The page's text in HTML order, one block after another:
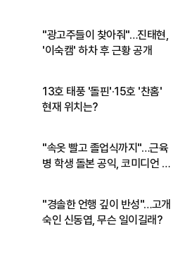
"광고주들이 찾아줘"…진태현,
'이숙캠' 하차 후 근황 공개
13호 태풍 '돌핀'·15호 '찬홈'
현재 위치는?
"속옷 빨고 졸업식까지"…근육
병 학생 돌본 공익, 코미디언 김
"경솔한 언행 깊이 반성"…고개
숙인 신동엽, 무슨 일이길래?